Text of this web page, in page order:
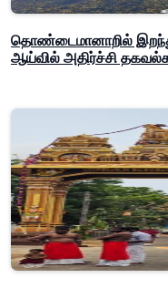
தொண்டைமானாறில்
ஆய்வில் அதிர்ச்சி